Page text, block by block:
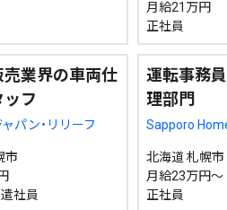
月給21万円
正社員
売業界の車両仕
フ
パン・リリーフ
市
社員
運転事務
理部門
Sapporo
北海道 札幌市
月給23万円～
正社員
検索